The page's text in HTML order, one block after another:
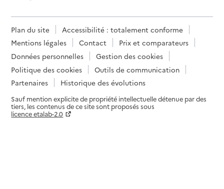
Plan du site
Accessibilité : totalement conforme
Mentions légales
Contact
Prix et comparateurs
Données personnelles
Gestion des cookies
Politique des cookies
Outils de communication
Partenaires
Historique des évolutions
Sauf mention explicite de propriété intellectuelle détenue par des
tiers, les contenus de ce site sont proposés sous
licence etalab-2.0